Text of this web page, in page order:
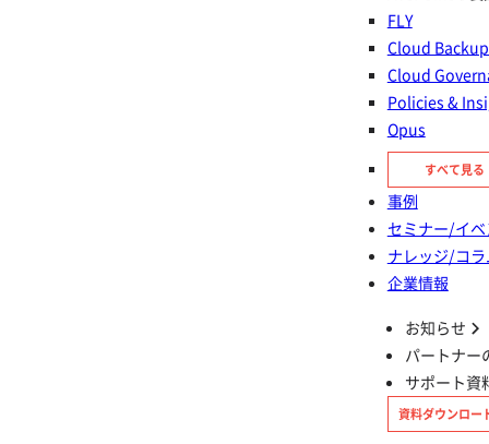
FLY
Cloud
Cloud
Policies &
Opus
すべて見る
事例
セミナー/イ
ナレッジ/コ
企業情報
お知らせ
パートナー
サポート資
資料ダウンロー
Microsoft 365 では不十分な理由
AvePoint の強み
Microsoft 365 のライセンス管理は、利用部門やユーザーの状